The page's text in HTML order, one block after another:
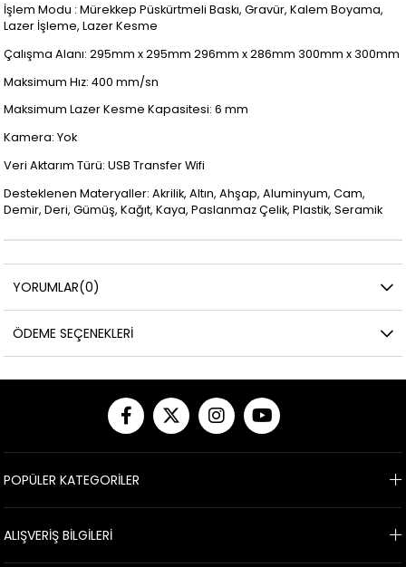
İşlem Modu : Mürekkep Püskürtmeli Baskı, Gravür, Kalem Boyama,
Lazer İşleme, Lazer Kesme
Çalışma Alanı: 295mm x 295mm 296mm x 286mm 300mm x 300mm
Maksimum Hız: 400 mm/sn
Maksimum Lazer Kesme Kapasitesi: 6 mm
Kamera: Yok
Veri Aktarım Türü: USB Transfer Wifi
Desteklenen Materyaller: Akrilik, Altın, Ahşap, Aluminyum, Cam,
Demir, Deri, Gümüş, Kağıt, Kaya, Paslanmaz Çelik, Plastik, Seramik
YORUMLAR(0)
ÖDEME SEÇENEKLERI
POPÜLER KATEGORİLER
ALIŞVERİŞ BİLGİLERİ